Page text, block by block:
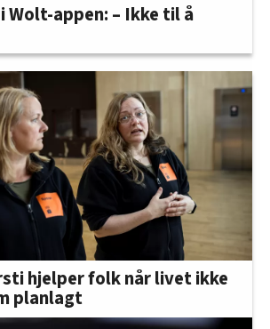
Wolt-appen: – Ikke til å
hjelper folk når livet ikke
planlagt